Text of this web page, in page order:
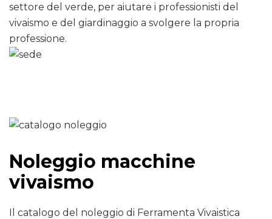
settore del verde, per aiutare i professionisti del
vivaismo e del giardinaggio a svolgere la propria
professione.
Noleggio macchine
vivaismo
Il catalogo del noleggio di Ferramenta Vivaistica